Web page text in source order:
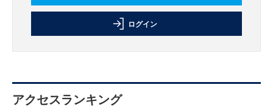
ログイン
アクセスランキング